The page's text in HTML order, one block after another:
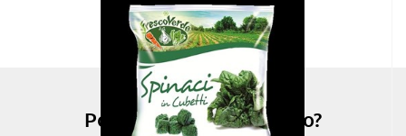
Possiamo esserti di aiuto?